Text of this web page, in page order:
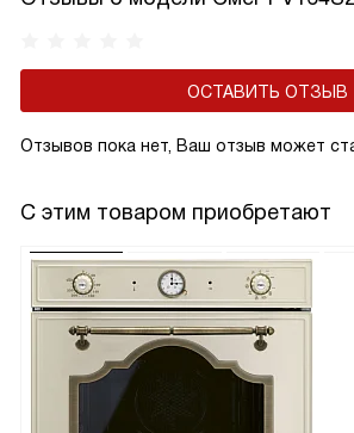
ОСТАВИТЬ ОТЗЫВ
Отзывов пока нет, Ваш отзыв может
С этим товаром приобретают